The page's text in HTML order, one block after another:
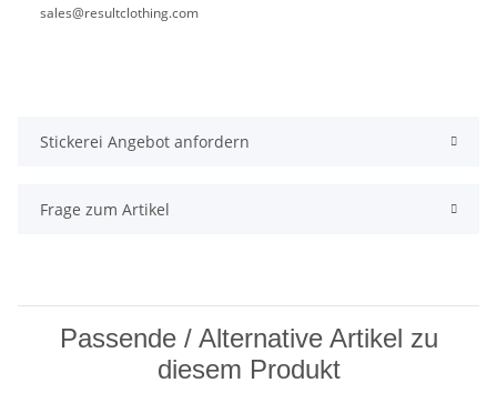
sales@resultclothing.com
Stickerei Angebot anfordern
Frage zum Artikel
Passende / Alternative Artikel zu
diesem Produkt